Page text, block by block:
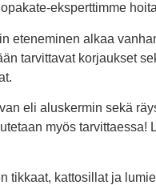
eksperttimme
eteneminen alkaa
tarvittavat korjaukset
eli aluskermin sekä
myös
tikkaat, kattosillat ja